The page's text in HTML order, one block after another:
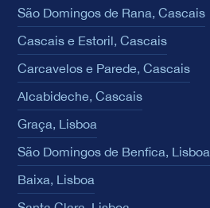
São Domingos de Rana, Cascais
Cascais e Estoril, Cascais
Carcavelos e Parede, Cascais
Alcabideche, Cascais
Graça, Lisboa
São Domingos de Benfica, Lisboa
Baixa, Lisboa